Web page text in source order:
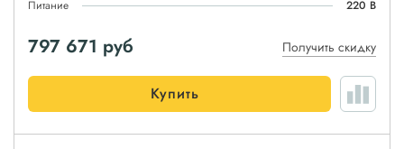
Питание
220 В
797 671 руб Получить скидку
Купить